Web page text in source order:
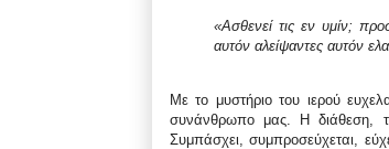
«Ασθενεί τις εν υμίν;
αυτόν αλείψαντες αυτόν
Με το μυστήριο του ιερού
συνάνθρωπο μας. Η διάθεση,
Συμπάσχει, συμπροσεύχεται,